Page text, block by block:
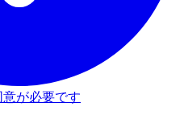
が必要です